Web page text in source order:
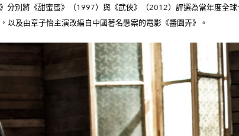
分別將《甜蜜蜜》（1997）與《武俠》（2012）評選為當年度全
以及由章子怡主演改編自中國著名懸案的電影《醬園弄》。